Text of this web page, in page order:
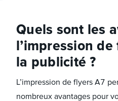
Quels sont les
l’impression
la publicité ?
L’impression de flyers A7
nombreux avantages pour